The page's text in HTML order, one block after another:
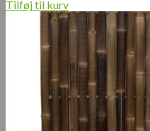
Tilføj til kurv